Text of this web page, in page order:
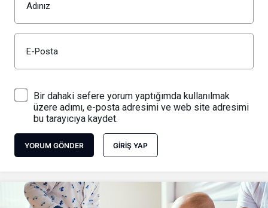
Adınız
E-Posta
Bir dahaki sefere yorum yaptığımda kullanılmak
üzere adımı, e-posta adresimi ve web site adresimi
bu tarayıcıya kaydet.
YORUM GÖNDER GIRIŞ YAP